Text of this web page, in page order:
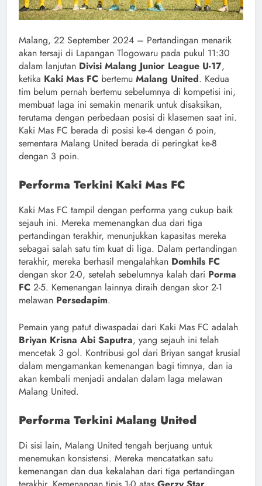
Malang, 22 September 2024 – Pertandingan menarik
akan tersaji di Lapangan Tlogowaru pada pukul 11:30
dalam lanjutan Divisi Malang Junior League U-17,
ketika Kaki Mas FC bertemu Malang United. Kedua
tim belum pernah bertemu sebelumnya di kompetisi ini,
membuat laga ini semakin menarik untuk disaksikan,
terutama dengan perbedaan posisi di klasemen saat ini.
Kaki Mas FC berada di posisi ke-4 dengan 6 poin,
sementara Malang United berada di peringkat ke-8
dengan 3 poin.
Performa Terkini Kaki Mas FC
Kaki Mas FC tampil dengan performa yang cukup baik
sejauh ini. Mereka memenangkan dua dari tiga
pertandingan terakhir, menunjukkan kapasitas mereka
sebagai salah satu tim kuat di liga. Dalam pertandingan
terakhir, mereka berhasil mengalahkan Domhils FC
dengan skor 2-0, setelah sebelumnya kalah dari Porma
FC 2-5. Kemenangan lainnya diraih dengan skor 2-1
melawan Persedapim.
Pemain yang patut diwaspadai dari Kaki Mas FC adalah
Briyan Krisna Abi Saputra, yang sejauh ini telah
mencetak 3 gol. Kontribusi gol dari Briyan sangat krusial
dalam mengamankan kemenangan bagi timnya, dan ia
akan kembali menjadi andalan dalam laga melawan
Malang United.
Performa Terkini Malang United
Di sisi lain, Malang United tengah berjuang untuk
menemukan konsistensi. Mereka mencatatkan satu
kemenangan dan dua kekalahan dari tiga pertandingan